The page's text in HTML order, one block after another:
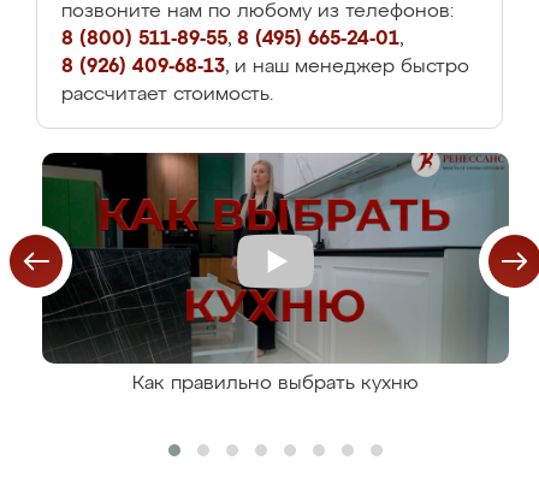
позвоните нам по любому из телефонов:
8 (800) 511-89-55, 8 (495) 665-24-01,
8 (926) 409-68-13, и наш менеджер быстро
рассчитает стоимость.
Как правильно выбрать кухню